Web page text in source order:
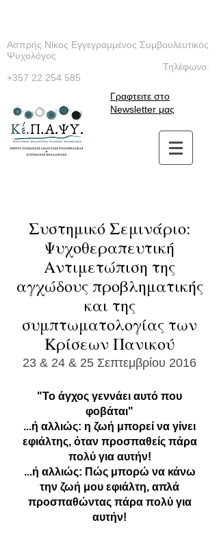
Ασπρής Νίκος Εγγεγραμμένος Συμβουλευτικός
Ψυχολόγος
Τηλέφωνο:
+357 22 254 585
Γραφτειτε στο
Newsletter μας
Συστημικό Σεμινάριο:
Ψυχοθεραπευτική
Αντιμετώπιση της
αγχώδους προβληματικής
και της
συμπτωματολογίας των
Κρίσεων Πανικού
23 & 24 & 25 Σεπτεμβρίου 2016
"Το άγχος γεννάει αυτό που
φοβάται"
...ή αλλιώς: η ζωή μπορεί να γίνει
εφιάλτης, όταν προσπαθείς πάρα
πολύ για αυτήν!
...ή αλλιώς: Πώς μπορώ να κάνω
την ζωή μου εφιάλτη, απλά
προσπαθώντας πάρα πολύ για
αυτήν!